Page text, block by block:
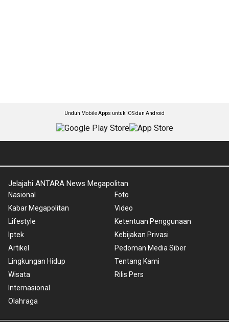
Unduh Mobile Apps untuk iOS dan Android
Jelajahi ANTARA News Megapolitan
Nasional
Kabar Megapolitan
Lifestyle
Iptek
Artikel
Lingkungan Hidup
Wisata
Internasional
Olahraga
Foto
Video
Ketentuan Penggunaan
Kebijakan Privasi
Pedoman Media Siber
Tentang Kami
Rilis Pers